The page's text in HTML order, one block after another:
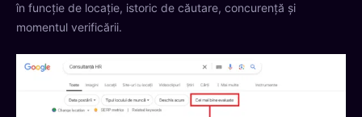
în funcție de locație, istoric de căutare, concurență și
momentul verificării.